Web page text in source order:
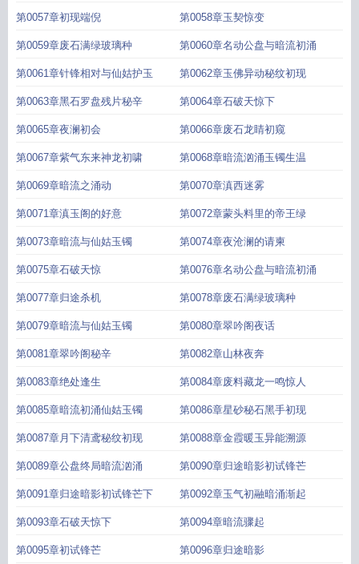
第0057章初现端倪 第0058章玉契惊变
第0059章废石满绿玻璃种 第0060章名动公盘与暗流初涌
第0061章针锋相对与仙姑护玉 第0062章玉佛异动秘纹初现
第0063章黑石罗盘残片秘辛 第0064章石破天惊下
第0065章夜澜初会 第0066章废石龙睛初窥
第0067章紫气东来神龙初啸 第0068章暗流汹涌玉镯生温
第0069章暗流之涌动 第0070章滇西迷雾
第0071章滇玉阁的好意 第0072章蒙头料里的帝王绿
第0073章暗流与仙姑玉镯 第0074章夜沧澜的请柬
第0075章石破天惊 第0076章名动公盘与暗流初涌
第0077章归途杀机 第0078章废石满绿玻璃种
第0079章暗流与仙姑玉镯 第0080章翠吟阁夜话
第0081章翠吟阁秘辛 第0082章山林夜奔
第0083章绝处逢生 第0084章废料藏龙一鸣惊人
第0085章暗流初涌仙姑玉镯 第0086章星砂秘石黑手初现
第0087章月下清鸢秘纹初现 第0088章金霞暖玉异能溯源
第0089章公盘终局暗流汹涌 第0090章归途暗影初试锋芒
第0091章归途暗影初试锋芒下 第0092章玉气初融暗涌渐起
第0093章石破天惊下 第0094章暗流骤起
第0095章初试锋芒 第0096章归途暗影